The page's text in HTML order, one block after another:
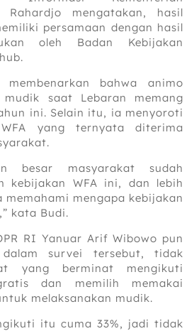
Rahardjo mengatakan, hasil
persamaan dengan hasil
oleh Badan Kebijakan
bahwa animo
saat Lebaran memang
ini. Selain itu, ia menyoroti
yang ternyata diterima
besar masyarakat sudah
kebijakan WFA ini, dan lebih
mengapa kebijakan
kata Budi.
RI Yanuar Arif Wibowo pun
survei tersebut, tidak
yang berminat mengikuti
dan memilih memakai
melaksanakan mudik.
itu cuma 33%, jadi tidak